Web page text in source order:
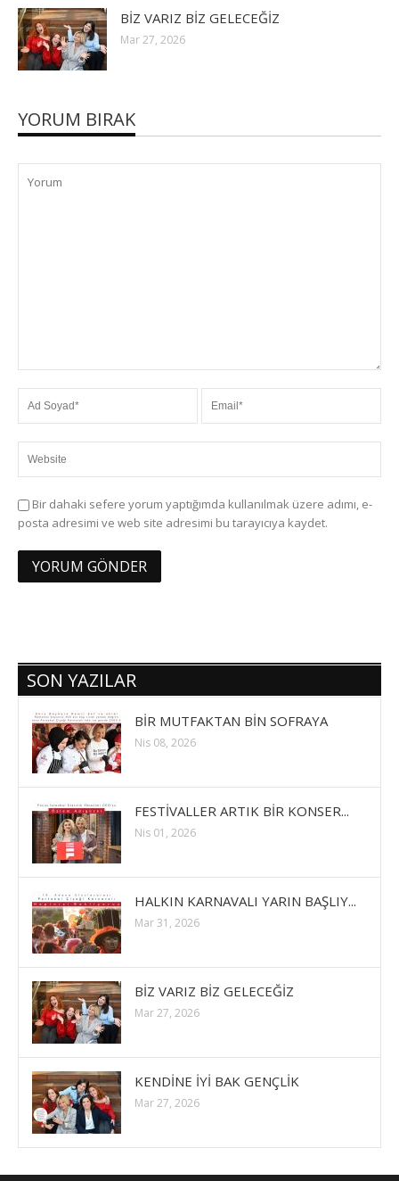
BİZ VARIZ BİZ GELECEĞİZ
Mar 27, 2026
YORUM BIRAK
Bir dahaki sefere yorum yaptığımda kullanılmak üzere adımı, e-
posta adresimi ve web site adresimi bu tarayıcıya kaydet.
SON YAZILAR
BİR MUTFAKTAN BİN SOFRAYA
Nis 08, 2026
FESTİVALLER ARTIK BİR KONSER...
Nis 01, 2026
HALKIN KARNAVALI YARIN BAŞLIY...
Mar 31, 2026
BİZ VARIZ BİZ GELECEĞİZ
Mar 27, 2026
KENDİNE İYİ BAK GENÇLİK
Mar 27, 2026